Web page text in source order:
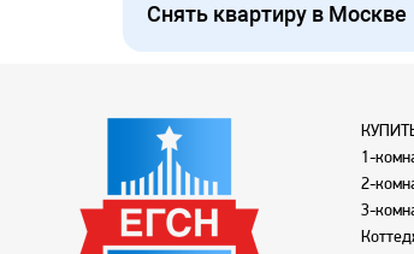
Снять квартиру в Москве
1-
2-
3-